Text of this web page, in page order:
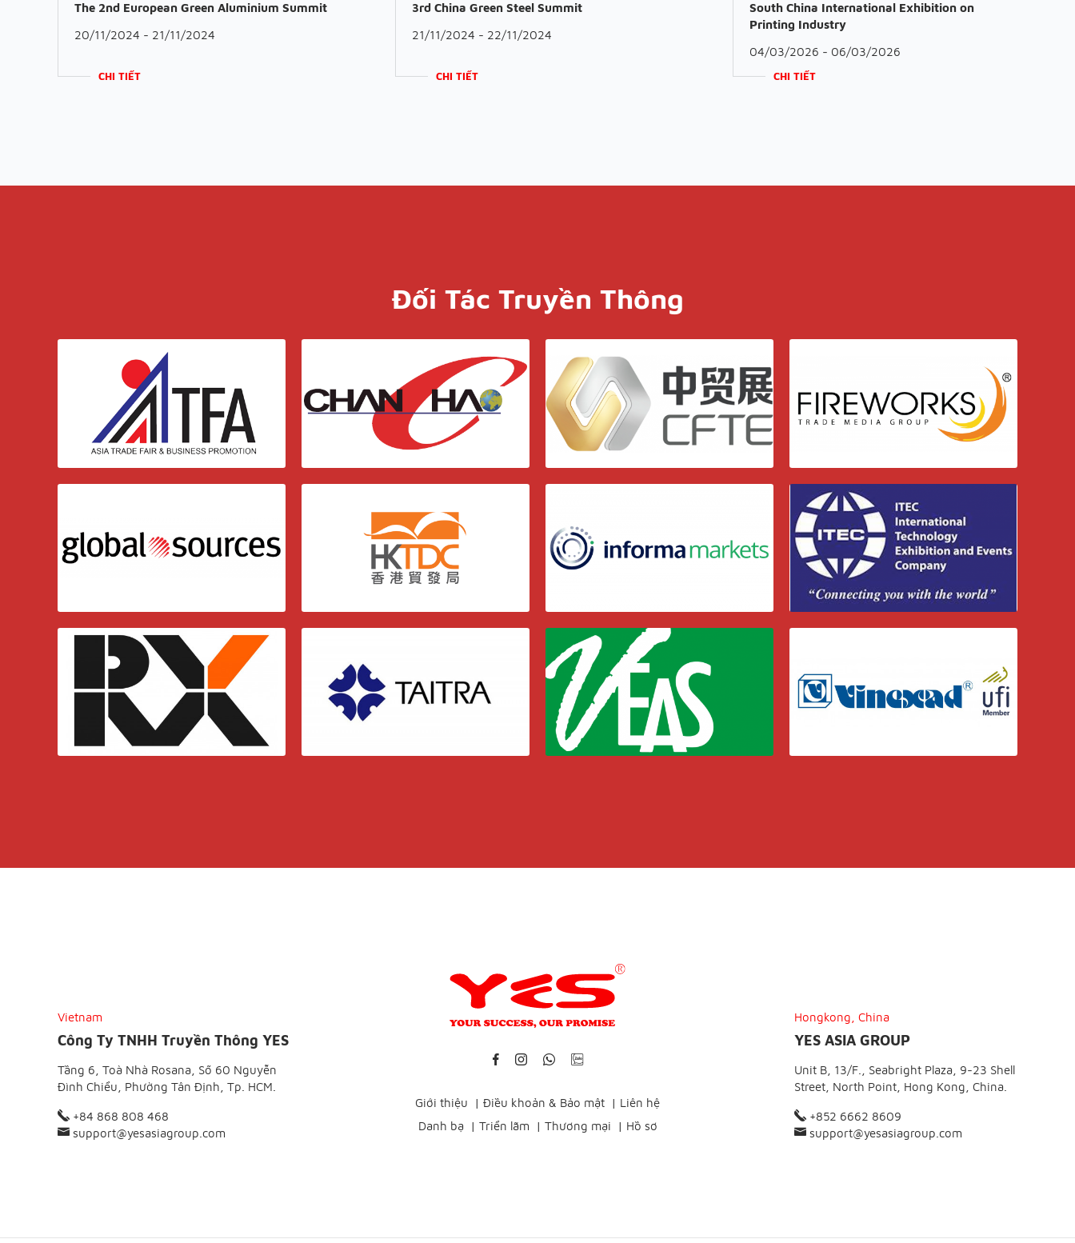
The 2nd European Green Aluminium Summit
20/11/2024 - 21/11/2024
CHI TIẾT
3rd China Green Steel Summit
21/11/2024 - 22/11/2024
CHI TIẾT
South China International Exhibition on
Printing Industry
04/03/2026 - 06/03/2026
CHI TIẾT
Đối Tác Truyền Thông
Vietnam
Công Ty TNHH Truyền Thông YES
Tầng 6, Toà Nhà Rosana, Số 60 Nguyễn
Đình Chiểu, Phường Tân Định, Tp. HCM.
+84 868 808 468
support@yesasiagroup.com
Giới thiệu | Điều khoản & Bảo mật | Liên hệ
Danh bạ
| Triển lãm | Thương mại | Hồ sơ
Hongkong, China
YES ASIA GROUP
Unit B, 13/F., Seabright Plaza, 9-23 Shell
Street, North Point, Hong Kong, China.
+852 6662 8609
support@yesasiagroup.com